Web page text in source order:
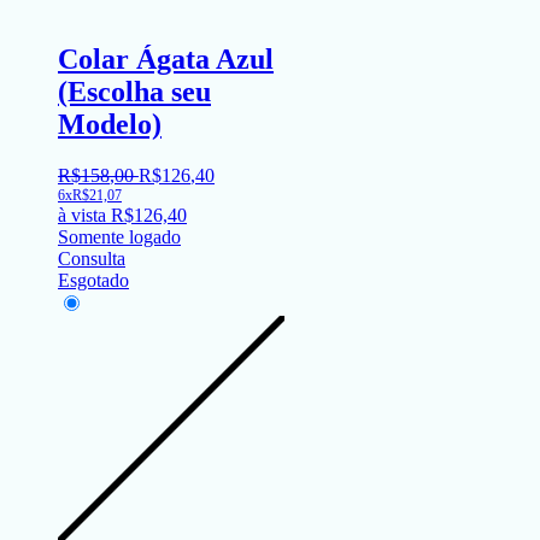
Colar Ágata Azul
(Escolha seu
Modelo)
R$158,00 R$126,40
6xR$21,07
à vista R$126,40
Somente logado
Consulta
Esgotado